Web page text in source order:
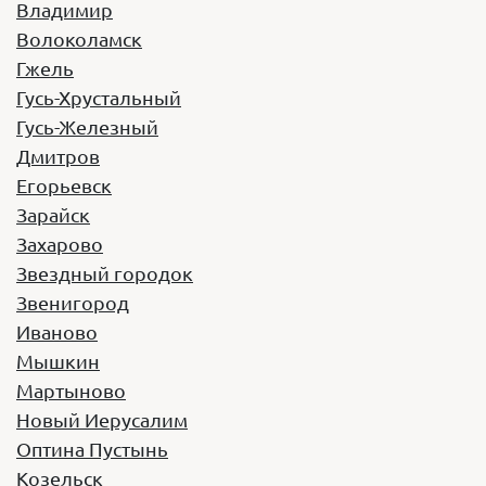
Iveco Neman 4202
Владимир
Волоколамск
Гжель
Гусь-Хрустальный
Гусь-Железный
Дмитров
Егорьевск
Зарайск
Захарово
Звездный городок
Звенигород
Иваново
Мышкин
Мартыново
Новый Иерусалим
Оптина Пустынь
Козельск